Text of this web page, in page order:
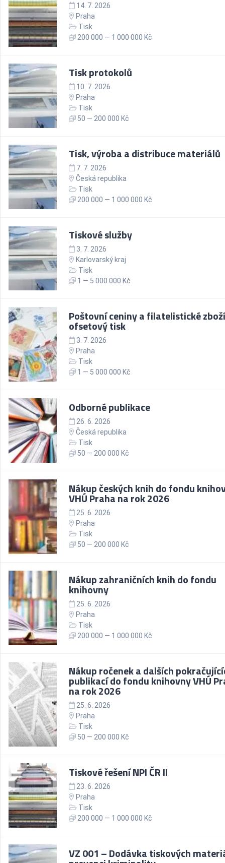
14. 7. 2026
Praha
Tisk
200 000 — 1 000 000 Kč
Tisk protokolů
10. 7. 2026
Praha
Tisk
50 — 200 000 Kč
Tisk, výroba a distribuce materiálů
7. 7. 2026
Česká republika
Tisk
200 000 — 1 000 000 Kč
Tiskové služby
3. 7. 2026
Karlovarský kraj
Tisk
1 — 5 000 000 Kč
Poštovní ceniny a filatelistické
ofsetový tisk
3. 7. 2026
Praha
Tisk
1 — 5 000 000 Kč
Odborné publikace
26. 6. 2026
Česká republika
Tisk
50 — 200 000 Kč
Nákup českých knih do fondu
VHÚ Praha na rok 2026
25. 6. 2026
Praha
Tisk
50 — 200 000 Kč
Nákup zahraničních knih do fondu
knihovny
25. 6. 2026
Praha
Tisk
200 000 — 1 000 000 Kč
Nákup ročenek a dalších
publikací do fondu knihovny VHÚ
na rok 2026
25. 6. 2026
Praha
Tisk
50 — 200 000 Kč
Tiskové řešení NPI ČR II
23. 6. 2026
Praha
Tisk
200 000 — 1 000 000 Kč
VZ 001 – Dodávka tiskových